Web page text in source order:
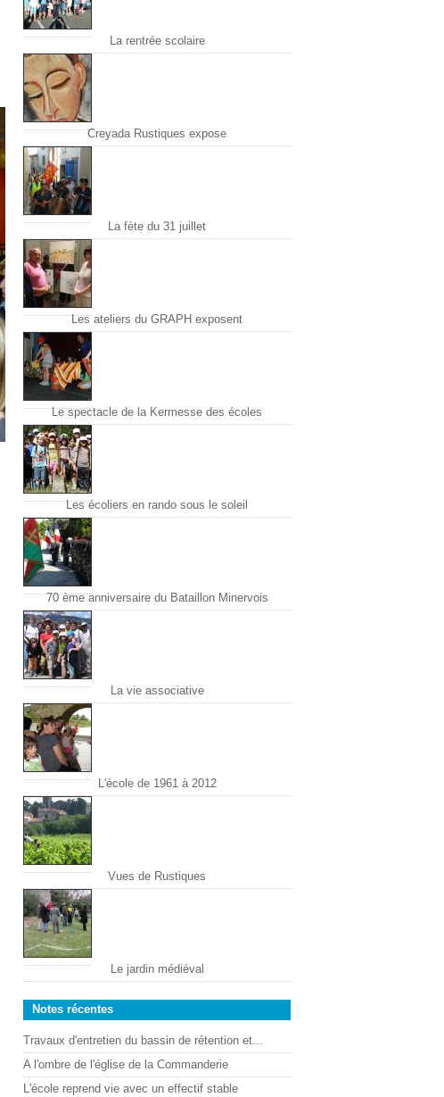
La rentrée scolaire
Creyada Rustiques expose
La fète du 31 juillet
Les ateliers du GRAPH exposent
Le spectacle de la Kermesse des écoles
Les écoliers en rando sous le soleil
70 ème anniversaire du Bataillon Minervois
La vie associative
L'école de 1961 à 2012
Vues de Rustiques
Le jardin médiéval
Notes récentes
Travaux d'entretien du bassin de rétention et...
A l'ombre de l'église de la Commanderie
L'école reprend vie avec un effectif stable